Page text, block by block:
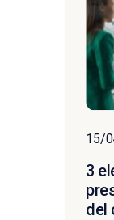
15/
3
del